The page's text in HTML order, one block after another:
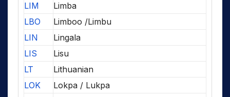
LIM
Limba
LBO
Limboo /Limbu
LIN
Lingala
LIS
Lisu
LT
Lithuanian
LOK
Lokpa / Lukpa